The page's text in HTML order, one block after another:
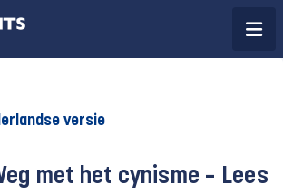
versie
met het cynisme – Lees